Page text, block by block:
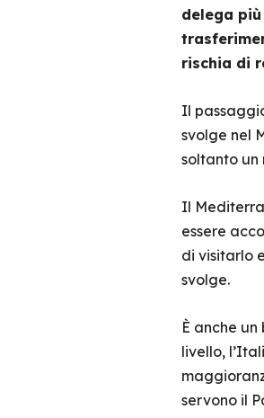
delega
rischia di
Il
svolge nel
soltanto un
Il
essere
di visitarlo
svolge.
È anche
livello,
servono il